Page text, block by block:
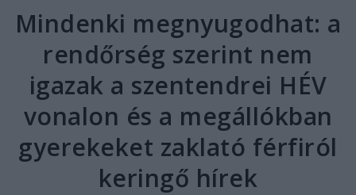
Mindenki megnyugodhat: a
rendőrség szerint nem
igazak a szentendrei HÉV
vonalon és a megállókban
gyerekeket zaklató férfiról
keringő hírek